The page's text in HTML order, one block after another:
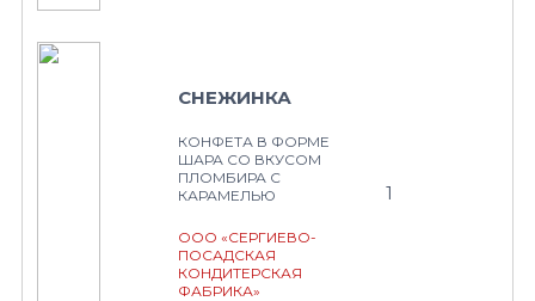
СНЕЖИНКА
КОНФЕТА В ФОРМЕ
ШАРА СО ВКУСОМ
ПЛОМБИРА С
КАРАМЕЛЬЮ
ООО «СЕРГИЕВО-
ПОСАДСКАЯ
КОНДИТЕРСКАЯ
ФАБРИКА»
1